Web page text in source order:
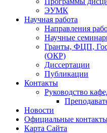
ЭУМК
Научная работа
Направления
Научные
Гранты, ФЦП,
(ОКР)
Диссертации
Публикации
Контакты
Руководство
Новости
Официальные
Карта Сайта